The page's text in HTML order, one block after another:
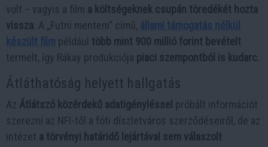
volt – vagyis a film a költségeknek csupán töredékét hozta
vissza . A „Futni mentem” című, állami támogatás nélkül
készült film például több mint 900 millió forint bevételt
termelt, így Rákay produkciója piaci szempontból is kudarc
Átláthatóság helyett hallgatás
Az Átlátszó közérdekű adatigényléssel próbált információt
szerezni az NFI-től a fóti díszletváros szerződéseiről, de az
intézet a törvényi határidő lejártával sem válaszolt